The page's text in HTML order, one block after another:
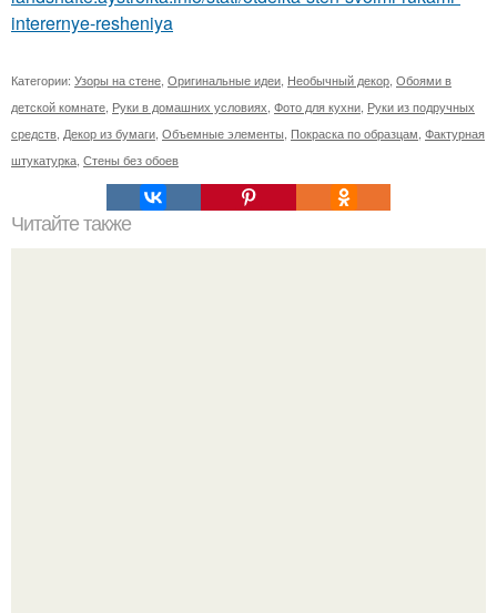
interernye-resheniya
Категории: Узоры на стене Оригинальные идеи Необычный декор Обоями в
детской комнате Руки в домашних условиях Фото для кухни Руки из подручных
средств Декор из бумаги Объемные элементы Покраска по образцам Фактурная
штукатурка Стены без обоев
Читайте также